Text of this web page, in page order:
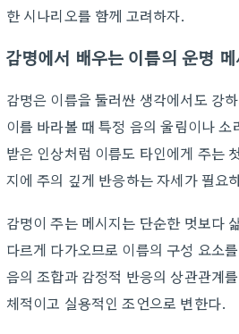
한 시나리오를 함께 고려하자.
감명에서 배우는 이름의 운명 메
감명은 이름을 둘러싼 생각에서도 강
이를 바라볼 때 특정 음의 울림이나
받은 인상처럼 이름도 타인에게 주는
지에 주의 깊게 반응하는 자세가 필요
감명이 주는 메시지는 단순한 멋보다
다르게 다가오므로 이름의 구성 요소
음의 조합과 감정적 반응의 상관관계
체적이고 실용적인 조언으로 변한다.